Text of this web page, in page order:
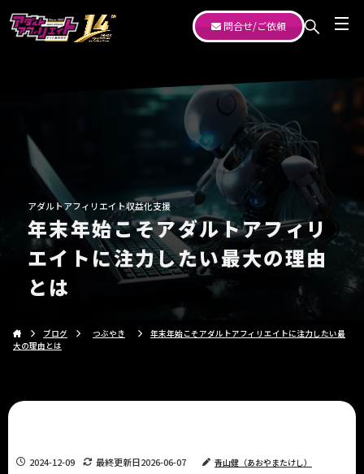
問合せ/ご依頼
ブログ つぶやき
年末年始こそアダルトアフィリエイトに注力したい最
大の理由とは
アダルトアフィリエイト収益化支援
年末年始こそアダルトアフィリ
エイトに注力したい最大の理由
とは
2024-12-09 最終更新日2026-06-07 青山健（あおやまたけし）